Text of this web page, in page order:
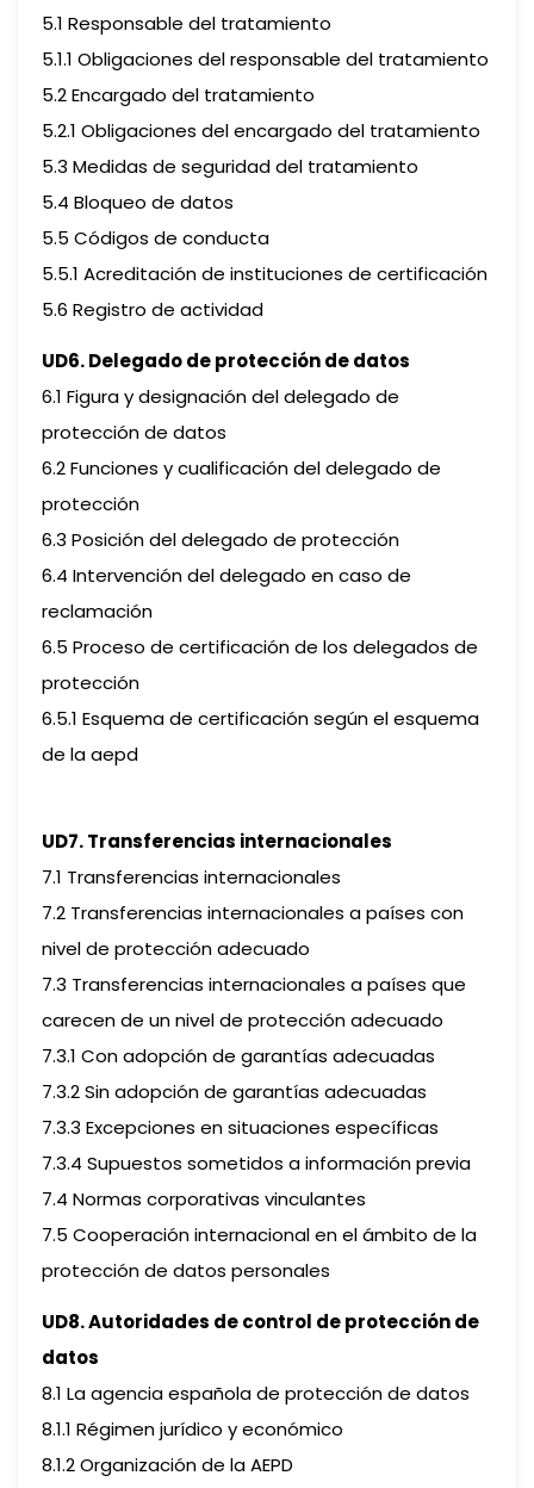
5.1 Responsable del tratamiento
5.1.1 Obligaciones del responsable del tratamiento
5.2 Encargado del tratamiento
5.2.1 Obligaciones del encargado del tratamiento
5.3 Medidas de seguridad del tratamiento
5.4 Bloqueo de datos
5.5 Códigos de conducta
5.5.1 Acreditación de instituciones de certificación
5.6 Registro de actividad
UD6. Delegado de protección de datos
6.1 Figura y designación del delegado de
protección de datos
6.2 Funciones y cualificación del delegado de
protección
6.3 Posición del delegado de protección
6.4 Intervención del delegado en caso de
reclamación
6.5 Proceso de certificación de los delegados de
protección
6.5.1 Esquema de certificación según el esquema
de la aepd
UD7. Transferencias internacionales
7.1 Transferencias internacionales
7.2 Transferencias internacionales a países con
nivel de protección adecuado
7.3 Transferencias internacionales a países que
carecen de un nivel de protección adecuado
7.3.1 Con adopción de garantías adecuadas
7.3.2 Sin adopción de garantías adecuadas
7.3.3 Excepciones en situaciones específicas
7.3.4 Supuestos sometidos a información previa
7.4 Normas corporativas vinculantes
7.5 Cooperación internacional en el ámbito de la
protección de datos personales
UD8. Autoridades de control de protección de
datos
8.1 La agencia española de protección de datos
8.1.1 Régimen jurídico y económico
8.1.2 Organización de la AEPD